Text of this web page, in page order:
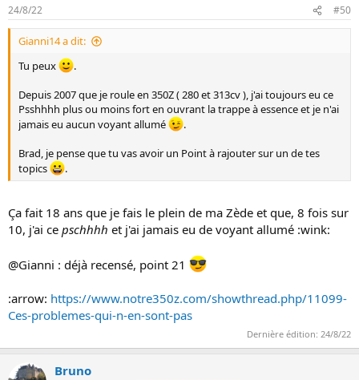
24/8/22 #50
Gianni14 a dit:
Tu peux
.
Depuis 2007 que je roule en 350Z ( 280 et 313cv ), j'ai toujours eu ce
Psshhhh plus ou moins fort en ouvrant la trappe à essence et je n'ai
jamais eu aucun voyant allumé
.
Brad, je pense que tu vas avoir un Point à rajouter sur un de tes
topics
.
Ça fait 18 ans que je fais le plein de ma Zède et que, 8 fois sur
10, j'ai ce pschhhh et j'ai jamais eu de voyant allumé :wink:
@Gianni : déjà recensé, point 21
:arrow: https://www.notre350z.com/showthread.php/11099-
Ces-problemes-qui-n-en-sont-pas
Dernière édition: 24/8/22
Bruno